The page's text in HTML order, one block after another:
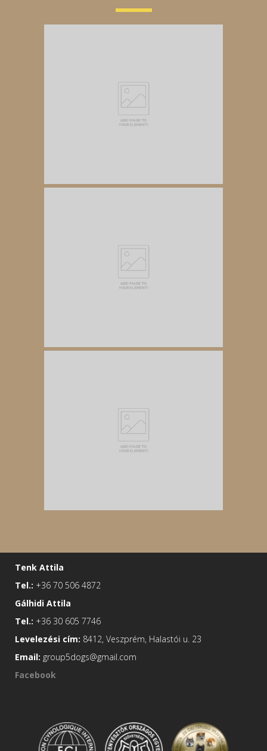
Tenk Attila
Tel.: +36 70 506 4872
Gálhidi Attila
Tel.: +36 30 605 7746
Levelezési cím: 8412, Veszprém, Halastói u. 23
Email: group5dogs@gmail.com
Facebook